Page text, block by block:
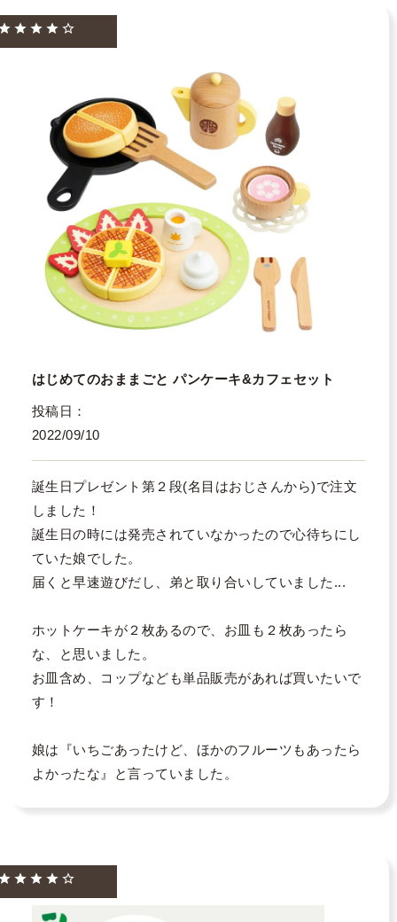
はじめてのおままごと パンケーキ&カフェセット
投稿日
2022/09/10
誕生日プレゼント第２段(名目はおじさんから)で注文
しました！
誕生日の時には発売されていなかったので心待ちにし
ていた娘でした。
届くと早速遊びだし、弟と取り合いしていました...
ホットケーキが２枚あるので、お皿も２枚あったら
な、と思いました。
お皿含め、コップなども単品販売があれば買いたいで
す！
娘は『いちごあったけど、ほかのフルーツもあったら
よかったな』と言っていました。